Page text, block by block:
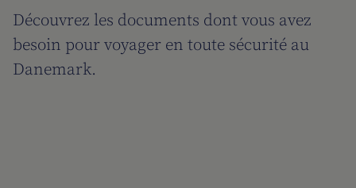
Découvrez les documents dont vous avez
besoin pour voyager en toute sécurité au
Danemark.